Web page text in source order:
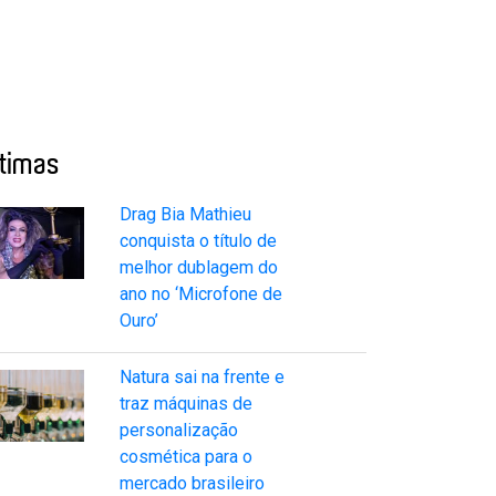
Drag Bia Mathieu
conquista o título de
melhor dublagem do
ano no ‘Microfone de
Ouro’
Natura sai na frente e
traz máquinas de
personalização
cosmética para o
mercado brasileiro